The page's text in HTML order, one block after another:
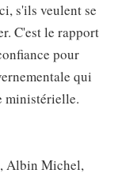
s'ils veulent se
C'est le rapport
pour
qui
ministérielle.
, Albin Michel,